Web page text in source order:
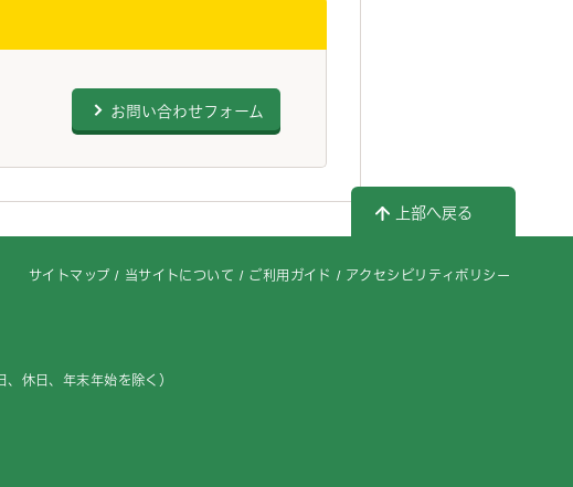
お問い合わせフォーム
上部へ戻る
サイトマップ 当サイトについて ご利用ガイド アクセシビリティポリシー
休日、年末年始を除く）